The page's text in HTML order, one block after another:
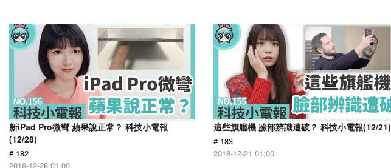
新iPad Pro微彎 蘋果說正常？ 科技小電報
(12/28)
# 182
2018-12-28 01:00
這些旗艦機 臉部辨識遭破？ 科技小電報(12/21)
# 183
2018-12-21 01:00